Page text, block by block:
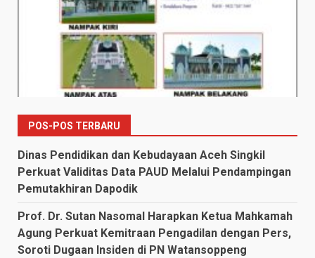
POS-POS TERBARU
Dinas Pendidikan dan Kebudayaan Aceh Singkil
Perkuat Validitas Data PAUD Melalui Pendampingan
Pemutakhiran Dapodik
Prof. Dr. Sutan Nasomal Harapkan Ketua Mahkamah
Agung Perkuat Kemitraan Pengadilan dengan Pers,
Soroti Dugaan Insiden di PN Watansoppeng